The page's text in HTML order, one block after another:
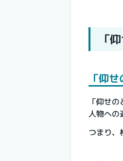
「
「仰
「仰せ
人物への
つまり、